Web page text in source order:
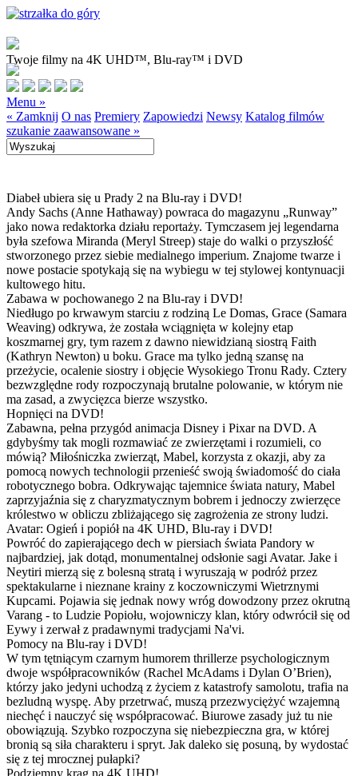
Twoje filmy na 4K UHD™, Blu-ray™ i DVD
Menu »
« Zamknij O nas Premiery Zapowiedzi Newsy Katalog filmów
szukanie zaawansowane »
Diabeł ubiera się u Prady 2 na Blu-ray i DVD!
Andy Sachs (Anne Hathaway) powraca do magazynu „Runway”
jako nowa redaktorka działu reportaży. Tymczasem jej legendarna
była szefowa Miranda (Meryl Streep) staje do walki o przyszłość
stworzonego przez siebie medialnego imperium. Znajome twarze i
nowe postacie spotykają się na wybiegu w tej stylowej kontynuacji
kultowego hitu.
Zabawa w pochowanego 2 na Blu-ray i DVD!
Niedługo po krwawym starciu z rodziną Le Domas, Grace (Samara
Weaving) odkrywa, że została wciągnięta w kolejny etap
koszmarnej gry, tym razem z dawno niewidzianą siostrą Faith
(Kathryn Newton) u boku. Grace ma tylko jedną szansę na
przeżycie, ocalenie siostry i objęcie Wysokiego Tronu Rady. Cztery
bezwzględne rody rozpoczynają brutalne polowanie, w którym nie
ma zasad, a zwycięzca bierze wszystko.
Hopnięci na DVD!
Zabawna, pełna przygód animacja Disney i Pixar na DVD. A
gdybyśmy tak mogli rozmawiać ze zwierzętami i rozumieli, co
mówią? Miłośniczka zwierząt, Mabel, korzysta z okazji, aby za
pomocą nowych technologii przenieść swoją świadomość do ciała
robotycznego bobra. Odkrywając tajemnice świata natury, Mabel
zaprzyjaźnia się z charyzmatycznym bobrem i jednoczy zwierzęce
królestwo w obliczu zbliżającego się zagrożenia ze strony ludzi.
Avatar: Ogień i popiół na 4K UHD, Blu-ray i DVD!
Powróć do zapierającego dech w piersiach świata Pandory w
najbardziej, jak dotąd, monumentalnej odsłonie sagi Avatar. Jake i
Neytiri mierzą się z bolesną stratą i wyruszają w podróż przez
spektakularne i nieznane krainy z koczowniczymi Wietrznymi
Kupcami. Pojawia się jednak nowy wróg dowodzony przez okrutną
Varang - to Ludzie Popiołu, wojowniczy klan, który odwrócił się od
Eywy i zerwał z pradawnymi tradycjami Na'vi.
Pomocy na Blu-ray i DVD!
W tym tętniącym czarnym humorem thrillerze psychologicznym
dwoje współpracowników (Rachel McAdams i Dylan O’Brien),
którzy jako jedyni uchodzą z życiem z katastrofy samolotu, trafia na
bezludną wyspę. Aby przetrwać, muszą przezwyciężyć wzajemną
niechęć i nauczyć się współpracować. Biurowe zasady już tu nie
obowiązują. Szybko rozpoczyna się niebezpieczna gra, w której
bronią są siła charakteru i spryt. Jak daleko się posuną, by wydostać
się z tej mrocznej pułapki?
Podziemny krąg na 4K UHD!